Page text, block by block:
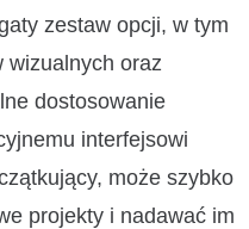
zestaw opcji, w tym
wizualnych oraz
dostosowanie
interfejsowi
może szybko
projekty i nadawać im